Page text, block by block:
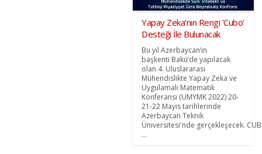
Yapay Zeka’nın Rengi ‘Cubo’
Desteği İle Bulunacak
Bu yıl Azerbaycan’ın
başkenti Bakü’de yapılacak
olan 4. Uluslararası
Mühendislikte Yapay Zeka ve
Uygulamalı Matematik
Konferansı (UMYMK 2022) 20-
21-22 Mayıs tarihlerinde
Azerbaycan Teknik
Üniversitesi'nde gerçekleşecek.
...